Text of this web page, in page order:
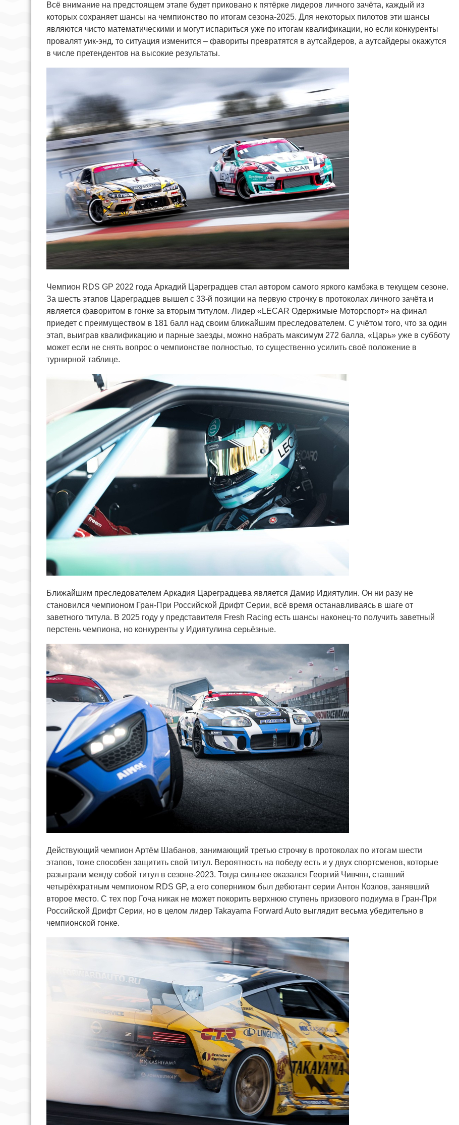
Всё внимание на предстоящем этапе будет приковано к пятёрке лидеров личного зачёта, каждый из
которых сохраняет шансы на чемпионство по итогам сезона-2025. Для некоторых пилотов эти шансы
являются чисто математическими и могут испариться уже по итогам квалификации, но если конкуренты
провалят уик-энд, то ситуация изменится – фавориты превратятся в аутсайдеров, а аутсайдеры окажутся
в числе претендентов на высокие результаты.
Чемпион RDS GP 2022 года Аркадий Цареградцев стал автором самого яркого камбэка в текущем сезоне.
За шесть этапов Цареградцев вышел с 33-й позиции на первую строчку в протоколах личного зачёта и
является фаворитом в гонке за вторым титулом. Лидер «LECAR Одержимые Моторспорт» на финал
приедет с преимуществом в 181 балл над своим ближайшим преследователем. С учётом того, что за один
этап, выиграв квалификацию и парные заезды, можно набрать максимум 272 балла, «Царь» уже в субботу
может если не снять вопрос о чемпионстве полностью, то существенно усилить своё положение в
турнирной таблице.
Ближайшим преследователем Аркадия Цареградцева является Дамир Идиятулин. Он ни разу не
становился чемпионом Гран-При Российской Дрифт Серии, всё время останавливаясь в шаге от
заветного титула. В 2025 году у представителя Fresh Racing есть шансы наконец-то получить заветный
перстень чемпиона, но конкуренты у Идиятулина серьёзные.
Действующий чемпион Артём Шабанов, занимающий третью строчку в протоколах по итогам шести
этапов, тоже способен защитить свой титул. Вероятность на победу есть и у двух спортсменов, которые
разыграли между собой титул в сезоне-2023. Тогда сильнее оказался Георгий Чивчян, ставший
четырёхкратным чемпионом RDS GP, а его соперником был дебютант серии Антон Козлов, занявший
второе место. С тех пор Гоча никак не может покорить верхнюю ступень призового подиума в Гран-При
Российской Дрифт Серии, но в целом лидер Takayama Forward Auto выглядит весьма убедительно в
чемпионской гонке.